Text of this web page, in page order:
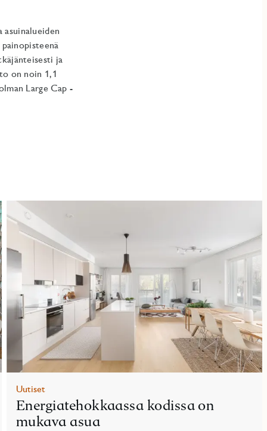
asuinalueiden
ja
on noin 1,1
Large Cap -
Uutiset
Energiatehokkaassa kodissa on
mukava asua